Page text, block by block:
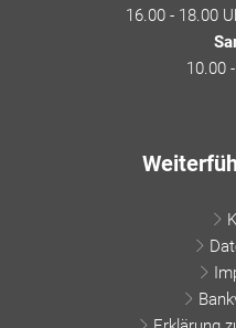
16.00 - 18.00
10.00